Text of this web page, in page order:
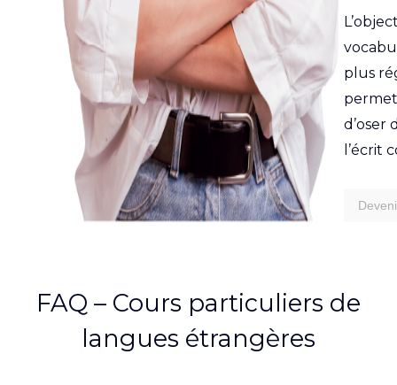
plus
d’oser
l’écrit
FAQ – Cours particuliers de
langues étrangères